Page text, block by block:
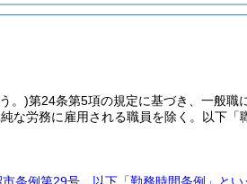
。)第24条第5項の規定に基づき、一般職
な労務に雇用される職員を除く。以下「